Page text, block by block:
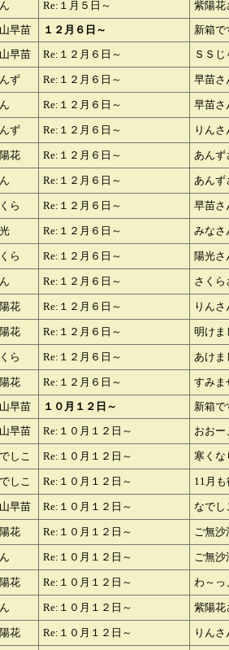
Re:１月５日～
紫陽花
早苗 １２月６日～
新箱で
早苗 Re:１２月６日～ ＳＳ
ず Re:１２月６日～ 早苗さ
Re:１２月６日～ 早苗さ
ず Re:１２月６日～ りん
花 Re:１２月６日～ あん
Re:１２月６日～ あん
ら Re:１２月６日～ 早苗さ
Re:１２月６日～ みなさ
ら Re:１２月６日～ 陽光さ
Re:１２月６日～ さく
花 Re:１２月６日～ りん
花 Re:１２月６日～ 明けま
ら Re:１２月６日～ あけ
花 Re:１２月６日～
すみ
早苗 １０月１２日～
新箱で
早苗 Re:１０月１２日～ おお
しこ Re:１０月１２日～ 寒く
しこ Re:１０月１２日～ 11月
早苗 Re:１０月１２日～ なで
花 Re:１０月１２日～ ご無
Re:１０月１２日～ ご無
花 Re:１０月１２日～ わ～
Re:１０月１２日～ 紫陽花
花 Re:１０月１２日～ りん